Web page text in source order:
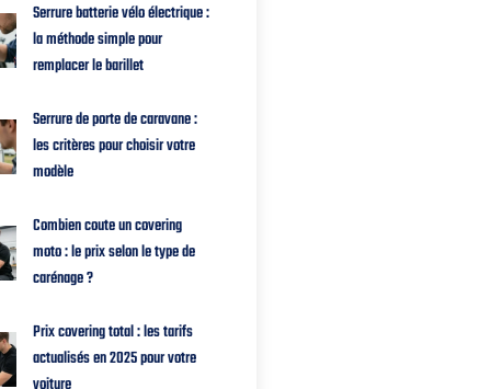
Serrure batterie vélo électrique :
la méthode simple pour
remplacer le barillet
Serrure de porte de caravane :
les critères pour choisir votre
modèle
Combien coute un covering
moto : le prix selon le type de
carénage ?
Prix covering total : les tarifs
actualisés en 2025 pour votre